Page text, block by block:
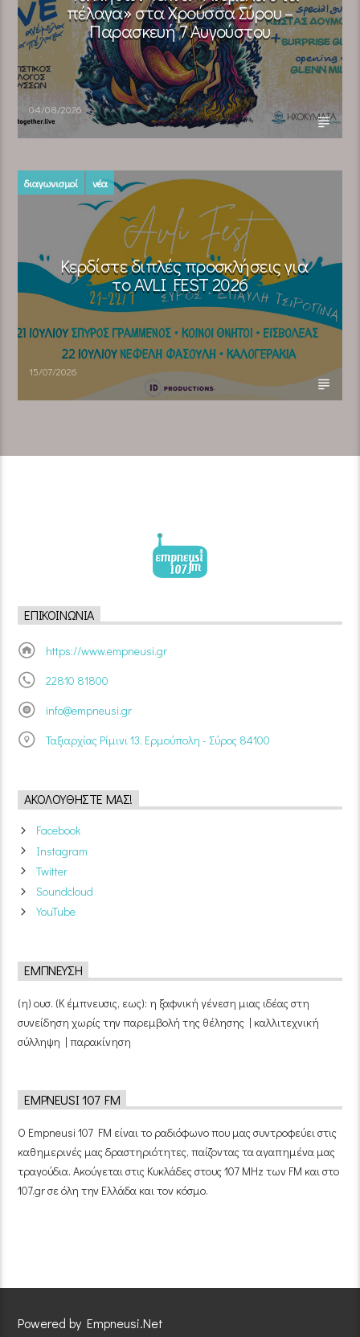
πέλαγα» στα Χρούσσα Σύρου –
Παρασκευή 7 Αυγούστου
04/08/2026
διαγωνισμοί νέα
Κερδίστε διπλές προσκλήσεις για
το AVLI FEST 2026
15/07/2026
ΕΠΙΚΟΙΝΩΝΊΑ
https://www.empneusi.gr
22810 81800
info@empneusi.gr
Ταξιαρχίας Ρίμινι 13, Ερμούπολη - Σύρος 84100
ΑΚΟΛΟΥΘΉΣΤΕ ΜΑΣ!
Facebook
Instagram
Twitter
Soundcloud
YouTube
ΈΜΠΝΕΥΣΗ
(η) ουσ. (Κ έμπνευσις, εως): η ξαφνική γένεση μιας ιδέας στη
συνείδηση χωρίς την παρεμβολή της θέλησης | καλλιτεχνική
σύλληψη | παρακίνηση
EMPNEUSI 107 FM
Ο Empneusi 107 FM είναι το ραδιόφωνο που μας συντροφεύει στις
καθημερινές μας δραστηριότητες, παίζοντας τα αγαπημένα μας
τραγούδια. Ακούγεται στις Κυκλάδες στους 107 MHz των FM και στο
107.gr σε όλη την Ελλάδα και τον κόσμο.
Powered by Empneusi.Net